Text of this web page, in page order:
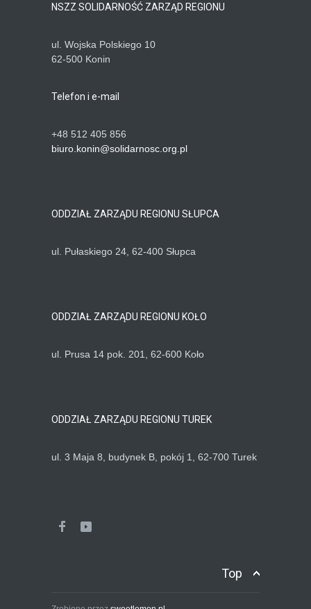
NSZZ SOLIDARNOŚĆ ZARZĄD REGIONU
ul. Wojska Polskiego 10
62-500 Konin
Telefon i e-mail
+48 512 405 856
biuro.konin@solidarnosc.org.pl
ODDZIAŁ ZARZĄDU REGIONU SŁUPCA
ul. Pułaskiego 24, 62-400 Słupca
ODDZIAŁ ZARZĄDU REGIONU KOŁO
ul. Prusa 14 pok. 201, 62-600 Koło
ODDZIAŁ ZARZĄDU REGIONU TUREK
ul. 3 Maja 8, budynek B, pokój 1, 62-700 Turek
Top